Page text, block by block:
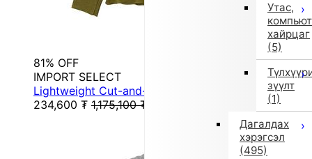
Утас,
хайрцаг
(5)
зүүлт
(1)
Дагалдах
хэрэгсэл
(495)
81% OFF
IMPORT SELECT
Lightweight Cut-and-Sew Long Sleeve T (Green)
234,600 ₮ 1,175,100 ₮